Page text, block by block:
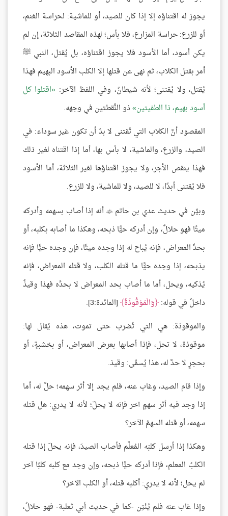
يجوز له اقتناؤه إلا إذا كان للصيد، أو للماشية: لحراسة الغنم،
أو للزرع: حراسة المزارع، فلا بأس؛ لهذه المقاصد الثلاثة، إن لم
يكن أسود، أما الأسود فلا يجوز اقتناؤه، بل يُقتل، النبي ﷺ
أمر بقتل الكلاب، ثم نهى عن قتلها إلا الكلب الأسود البهيم فهذا
يُقتل، ولا يُقتنى؛ لأنه شيطانٌ، وفي اللفظ الآخر: اقتلوا كل
أسود بهيم، ذا الطفيتين ذو النُّقطتين في وجهه.
المقصود أنَّ الكلاب التي تُقتنى لا بدّ أن تكون غير سوداء: في
الصيد، والزرع، والماشية، لا بأس بها، أما إذا اقتناه لغير ذلك
فهذا ينقص الأجر، ولا يجوز اقتناؤها لغير الثلاثة، أما الأسود
فلا يُقتنى أبدًا، لا للصيد، ولا للماشية، ولا للزرع.
وبيَّن في حديث عدي بن حاتم أنه إذا أصاب بسهمه وأدركه
ميتًا فهو حلالٌ، وإن أدركه حيًّا ذبحه، وهكذا ما أصابه بكلبه، أو
بحدِّ المعراض، فإنه يُباح له إذا وجده ميتًا، فإن وجده حيًّا فإنه
يذبحه، إذا وجده حيًّا ما قتله الكلب، ولا قتله المعراض، فإنه
يُذكيه، ويحل، أما ما أصاب بحد المعراض لا بحدِّه فهذا وقيذٌ
داخلٌ في قوله: وَالْمَوْقُوذَةُ [المائدة:3].
والموقوذة: هي التي تُضرب حتى تموت، هذه يُقال لها:
موقوذة، لا تحل، فإذا أصابها بعرض المعراض، أو بخشبةٍ، أو
بحجرٍ لا حدَّ له، هذا يُسمَّى: وقيذ.
وإذا قام الصيد، وغاب عنه، فلم يجد إلا أثر سهمه؛ حلَّ له، أما
إذا وجد فيه أثر سهمٍ آخر فإنه لا يحلّ؛ لأنه لا يدري: هل قتله
سهمه، أو قتله السهمُ الآخر؟
وهكذا إذا أرسل كلبَه المُعلَّم فأصاب الصيدَ، فإنه يحلّ إذا قتله
الكلبُ المعلم، فإذا أدركه حيًّا ذبحه، وإن وجد مع كلبه كلبًا آخر
لم يحل؛ لأنه لا يدري: أكلبه قتله، أو الكلب الآخر؟
وإذا غاب عنه فلم يُنْتِن -كما في حديث أبي ثعلبة- فهو حلالٌ،